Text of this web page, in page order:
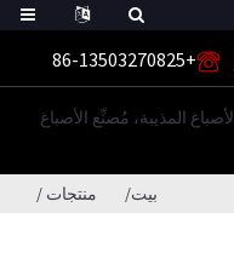
+86-13503270825
بيت منتجات